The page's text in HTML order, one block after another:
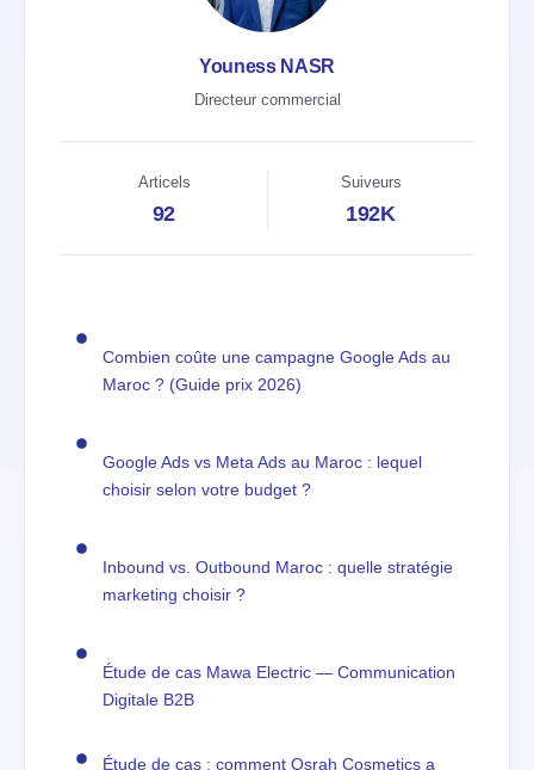
Youness NASR
Directeur commercial
Articels
92
Suiveurs
192K
Combien coûte une campagne Google Ads au
Maroc ? (Guide prix 2026)
Google Ads vs Meta Ads au Maroc : lequel
choisir selon votre budget ?
Inbound vs. Outbound Maroc : quelle stratégie
marketing choisir ?
Étude de cas Mawa Electric — Communication
Digitale B2B
Étude de cas : comment Osrah Cosmetics a